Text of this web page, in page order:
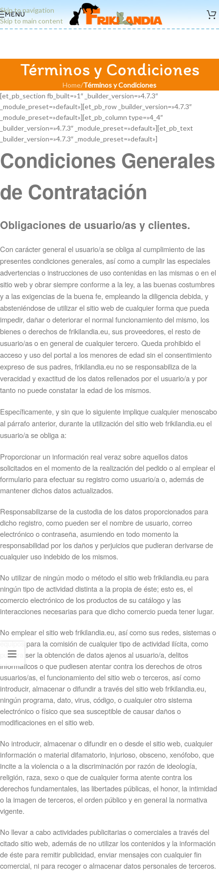
Skip to navigation
Skip to main content
MENU
Términos y Condiciones
Home/Términos y Condiciones
[et_pb_section fb_built=»1″ _builder_version=»4.7.3″
_module_preset=»default»][et_pb_row _builder_version=»4.7.3″
_module_preset=»default»][et_pb_column type=»4_4″
_builder_version=»4.7.3″ _module_preset=»default»][et_pb_text
_builder_version=»4.7.3″ _module_preset=»default»]
Condiciones Generales
de Contratación
Obligaciones de usuario/as y clientes.
Con carácter general el usuario/a se obliga al cumplimiento de las
presentes condiciones generales, así como a cumplir las especiales
advertencias o instrucciones de uso contenidas en las mismas o en el
sitio web y obrar siempre conforme a la ley, a las buenas costumbres
y a las exigencias de la buena fe, empleando la diligencia debida, y
absteniéndose de utilizar el sitio web de cualquier forma que pueda
impedir, dañar o deteriorar el normal funcionamiento del mismo, los
bienes o derechos de frikilandia.eu, sus proveedores, el resto de
usuario/as o en general de cualquier tercero. Queda prohibido el
acceso y uso del portal a los menores de edad sin el consentimiento
expreso de sus padres, frikilandia.eu no se responsabiliza de la
veracidad y exactitud de los datos rellenados por el usuario/a y por
tanto no puede constatar la edad de los mismos.
Específicamente, y sin que lo siguiente implique cualquier menoscabo
al párrafo anterior, durante la utilización del sitio web frikilandia.eu el
usuario/a se obliga a:
Proporcionar un información real veraz sobre aquellos datos
solicitados en el momento de la realización del pedido o al emplear el
formulario para efectuar su registro como usuario/a o, además de
mantener dichos datos actualizados.
Responsabilizarse de la custodia de los datos proporcionados para
dicho registro, como pueden ser el nombre de usuario, correo
electrónico o contraseña, asumiendo en todo momento la
responsabilidad por los daños y perjuicios que pudieran derivarse de
cualquier uso indebido de los mismos.
No utilizar de ningún modo o método el sitio web frikilandia.eu para
ningún tipo de actividad distinta a la propia de éste; esto es, el
comercio electrónico de los productos de su catálogo y las
interacciones necesarias para que dicho comercio pueda tener lugar.
No emplear el sitio web frikilandia.eu, así como sus redes, sistemas o
equipos para la comisión de cualquier tipo de actividad ilícita, como
pudiera ser la obtención de datos ajenos al usuario/a, delitos
informáticos o que pudiesen atentar contra los derechos de otros
usuarios/as, el funcionamiento del sitio web o terceros, así como
introducir, almacenar o difundir a través del sitio web frikilandia.eu,
ningún programa, dato, virus, código, o cualquier otro sistema
electrónico o físico que sea susceptible de causar daños o
modificaciones en el sitio web.
No introducir, almacenar o difundir en o desde el sitio web, cualquier
información o material difamatorio, injurioso, obsceno, xenófobo, que
incite a la violencia o a la discriminación por razón de ideología,
religión, raza, sexo o que de cualquier forma atente contra los
derechos fundamentales, las libertades públicas, el honor, la intimidad
o la imagen de terceros, el orden público y en general la normativa
vigente.
No llevar a cabo actividades publicitarias o comerciales a través del
citado sitio web, además de no utilizar los contenidos y la información
de éste para remitir publicidad, enviar mensajes con cualquier fin
comercial, ni para recoger o almacenar datos personales de terceros.